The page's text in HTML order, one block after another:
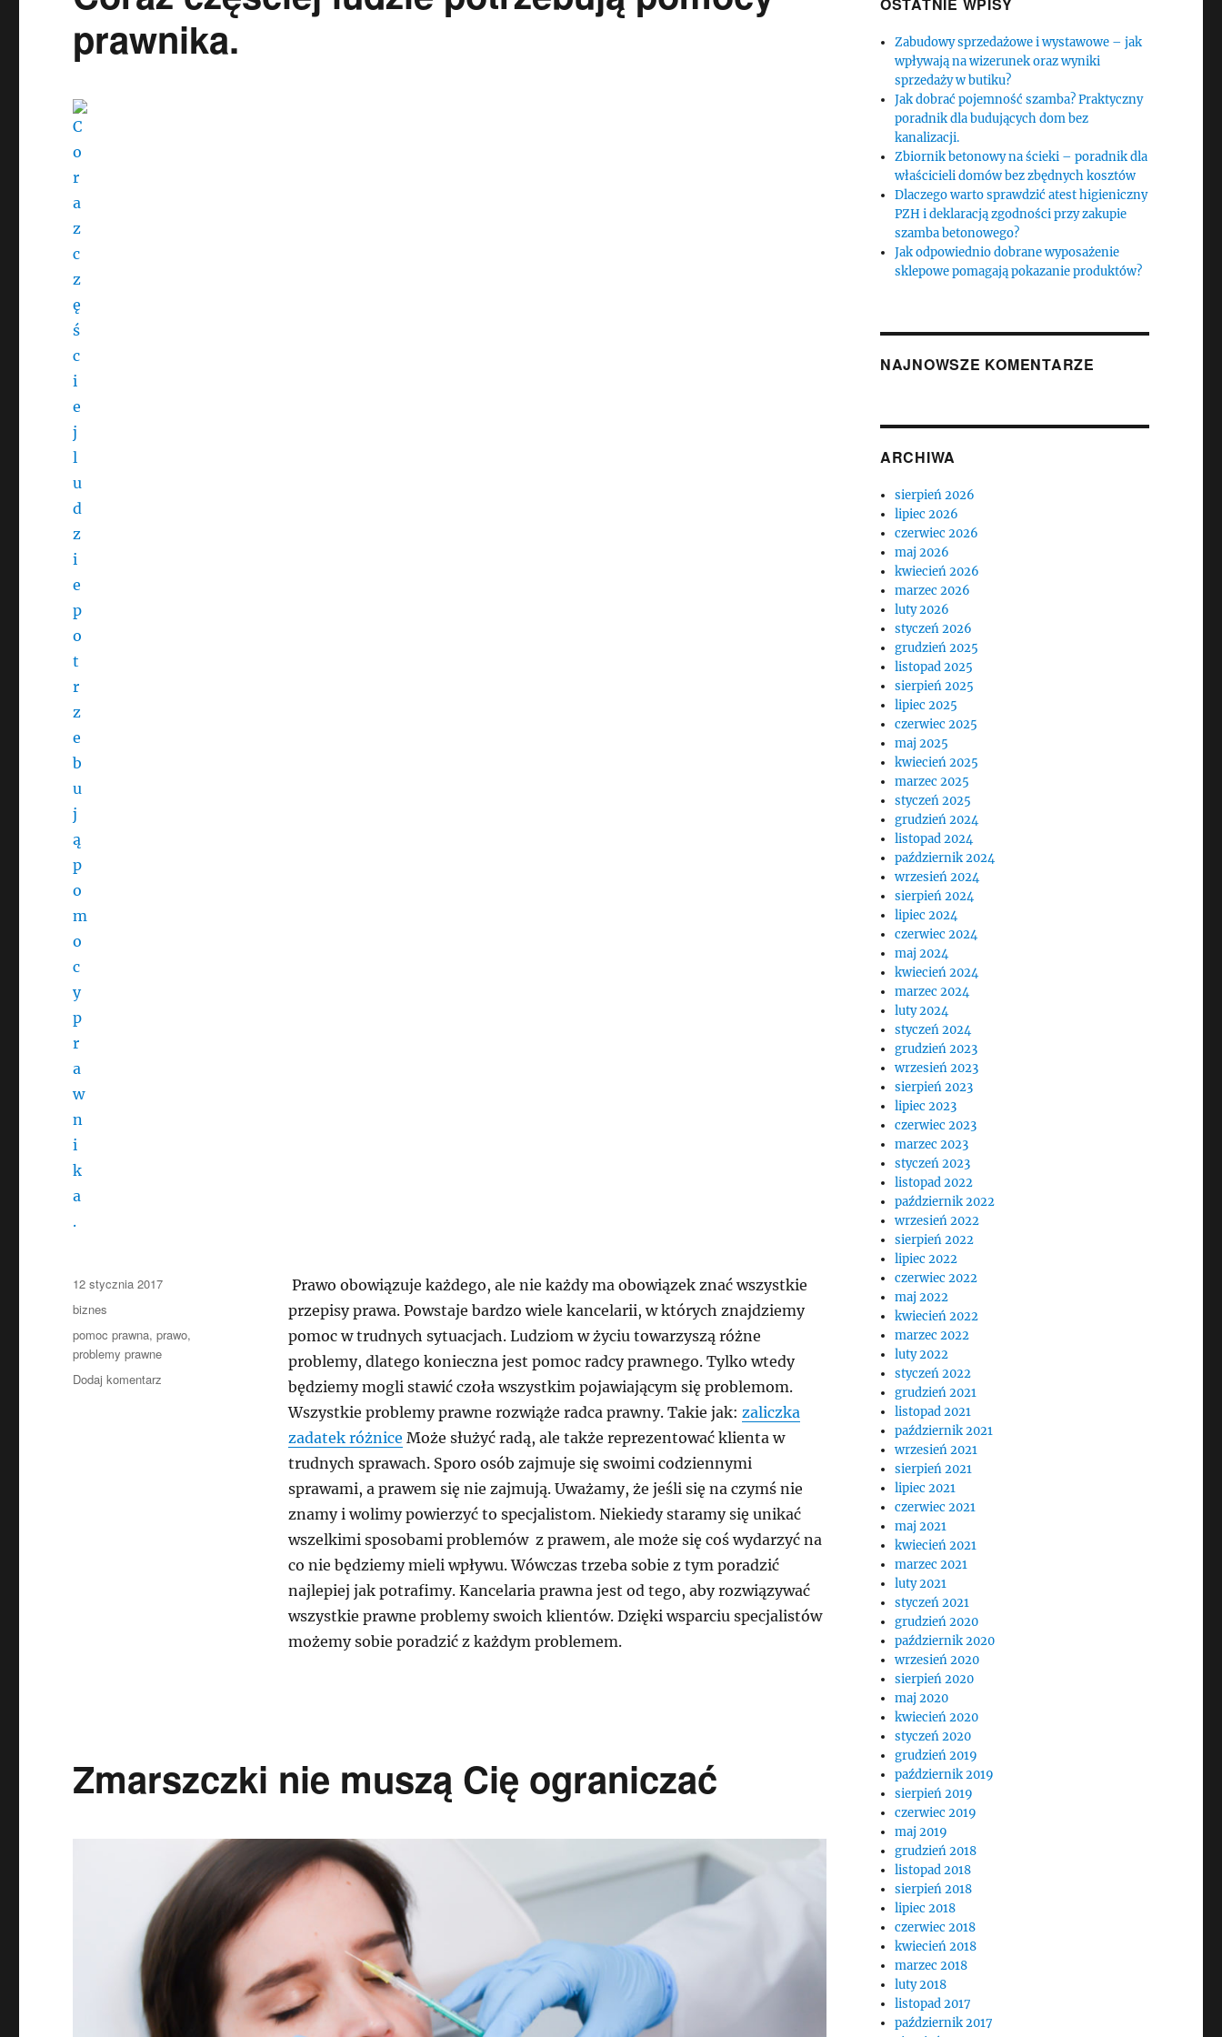
prawnika.
Prawo obowiązuje każdego, ale nie każdy ma obowiązek znać wszystkie
przepisy prawa. Powstaje bardzo wiele kancelarii, w których znajdziemy
pomoc w trudnych sytuacjach. Ludziom w życiu towarzyszą różne
problemy, dlatego konieczna jest pomoc radcy prawnego. Tylko wtedy
będziemy mogli stawić czoła wszystkim pojawiającym się problemom.
Wszystkie problemy prawne rozwiąże radca prawny. Takie jak: zaliczka
zadatek różnice Może służyć radą, ale także reprezentować klienta w
trudnych sprawach. Sporo osób zajmuje się swoimi codziennymi
sprawami, a prawem się nie zajmują. Uważamy, że jeśli się na czymś nie
znamy i wolimy powierzyć to specjalistom. Niekiedy staramy się unikać
wszelkimi sposobami problemów z prawem, ale może się coś wydarzyć na
co nie będziemy mieli wpływu. Wówczas trzeba sobie z tym poradzić
najlepiej jak potrafimy. Kancelaria prawna jest od tego, aby rozwiązywać
wszystkie prawne problemy swoich klientów. Dzięki wsparciu specjalistów
możemy sobie poradzić z każdym problemem.
Data
publikacji
12 stycznia 2017
Kategorie
biznes
Tagi
pomoc prawna,prawo,
problemy prawne
Dodaj komentarz
Zmarszczki nie muszą Cię ograniczać
Zabudowy sprzedażowe i wystawowe – jak
wpływają na wizerunek oraz wyniki
sprzedaży w butiku?
Jak dobrać pojemność szamba? Praktyczny
poradnik dla budujących dom bez
kanalizacji.
Zbiornik betonowy na ścieki – poradnik dla
właścicieli domów bez zbędnych kosztów
Dlaczego warto sprawdzić atest higieniczny
PZH i deklaracją zgodności przy zakupie
szamba betonowego?
Jak odpowiednio dobrane wyposażenie
sklepowe pomagają pokazanie produktów?
NAJNOWSZE KOMENTARZE
ARCHIWA
sierpień 2026
lipiec 2026
czerwiec 2026
maj 2026
kwiecień 2026
marzec 2026
luty 2026
styczeń 2026
grudzień 2025
listopad 2025
sierpień 2025
lipiec 2025
czerwiec 2025
maj 2025
kwiecień 2025
marzec 2025
styczeń 2025
grudzień 2024
listopad 2024
październik 2024
wrzesień 2024
sierpień 2024
lipiec 2024
czerwiec 2024
maj 2024
kwiecień 2024
marzec 2024
luty 2024
styczeń 2024
grudzień 2023
wrzesień 2023
sierpień 2023
lipiec 2023
czerwiec 2023
marzec 2023
styczeń 2023
listopad 2022
październik 2022
wrzesień 2022
sierpień 2022
lipiec 2022
czerwiec 2022
maj 2022
kwiecień 2022
marzec 2022
luty 2022
styczeń 2022
grudzień 2021
listopad 2021
październik 2021
wrzesień 2021
sierpień 2021
lipiec 2021
czerwiec 2021
maj 2021
kwiecień 2021
marzec 2021
luty 2021
styczeń 2021
grudzień 2020
październik 2020
wrzesień 2020
sierpień 2020
maj 2020
kwiecień 2020
styczeń 2020
grudzień 2019
październik 2019
sierpień 2019
czerwiec 2019
maj 2019
grudzień 2018
listopad 2018
sierpień 2018
lipiec 2018
czerwiec 2018
kwiecień 2018
marzec 2018
luty 2018
listopad 2017
październik 2017